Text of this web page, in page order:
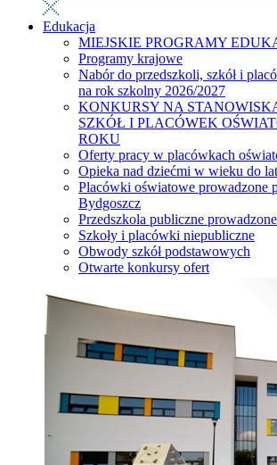
Edukacja
MIEJSKIE PROGRAMY
Programy krajowe
Nabór do przedszkoli, szkół i
na rok szkolny 2026/2027
KONKURSY NA
SZKÓŁ I PLACÓWEK
ROKU
Oferty pracy w placówkach
Opieka nad dziećmi w wieku do
Placówki oświatowe prowadzone
Bydgoszcz
Przedszkola publiczne
Szkoły i placówki niepubliczne
Obwody szkół podstawowych
Otwarte konkursy ofert